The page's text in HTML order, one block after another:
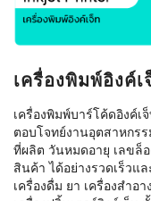
เครื่องพิมพ์อิงค์เ
เครื่องพิมพ์บาร์โค้ดอิงค์
ตอบโจทย์งานอุตสาหกร
ที่ผลิต วันหมดอายุ เลขล็
สินค้า ได้อย่างรวดเร็วแ
เครื่องดื่ม ยา เครื่องสำ